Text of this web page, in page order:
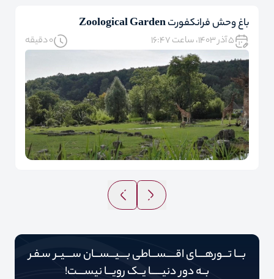
باغ وحش فرانکفورت Zoological Garden
۵ آذر ۱۴۰۳، ساعت ۱۶:۴۷ 0 دقیقه
بـــا تـــورهــــای اقـــــســـاطی بــــیـــســـان ســــیــر سـفـر
بــه دور‌‌‌‌ دنیـــــ‌‌ـا یــک رویـــا نیســــت!